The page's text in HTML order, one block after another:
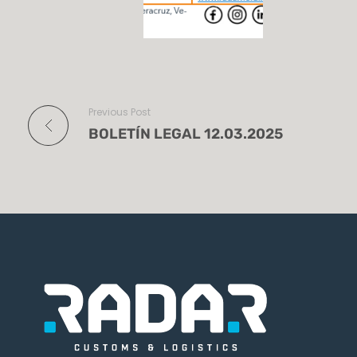
Previous Post
BOLETÍN LEGAL 12.03.2025